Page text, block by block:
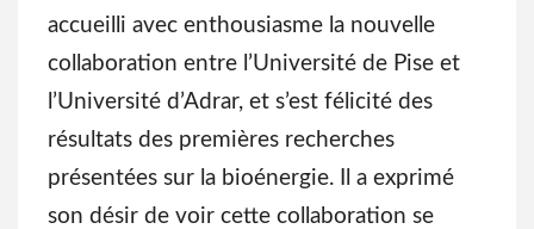
accueilli avec enthousiasme la nouvelle
collaboration entre l’Université de Pise et
l’Université d’Adrar, et s’est félicité des
résultats des premières recherches
présentées sur la bioénergie. Il a exprimé
son désir de voir cette collaboration se